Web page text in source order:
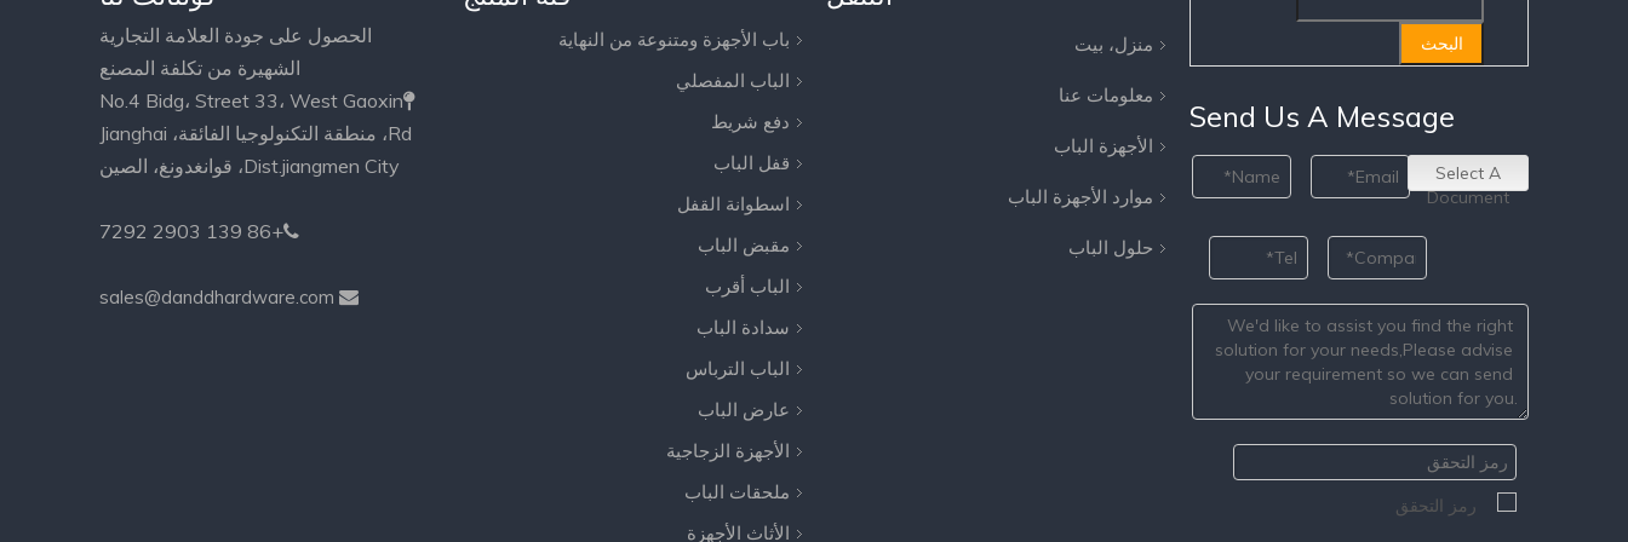
الحصول على جودة العلامة التجارية
الشهيرة من تكلفة المصنع
No.4 Bidg، Street 33، West Gaoxin
Rd، منطقة التكنولوجيا الفائقة، Jianghai
Dist.jiangmen City، قوانغدونغ، الصين

+86 139 2903 7292

sales@danddhardware.com
باب الأجهزة ومتنوعة من النهاية
الباب المفصلي
دفع شريط
قفل الباب
اسطوانة القفل
مقبض الباب
الباب أقرب
سدادة الباب
الباب الترباس
عارض الباب
الأجهزة الزجاجية
ملحقات الباب
الأثاث الأجهزة
منزل، بيت
معلومات عنا
الأجهزة الباب
موارد الأجهزة الباب
حلول الباب
البحث
Send Us A Message
Select A
Document